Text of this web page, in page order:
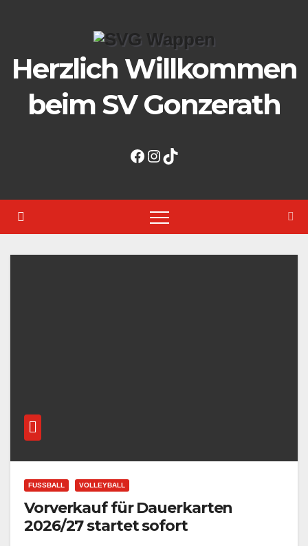
Herzlich Willkommen
beim SV Gonzerath
Facebook
Instagram
TikTok
FUSSBALL VOLLEYBALL
Vorverkauf für Dauerkarten
2026/27 startet sofort